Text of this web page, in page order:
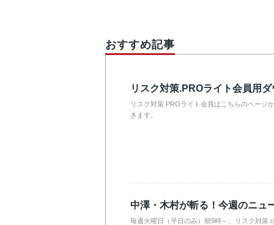
おすすめ記事
リスク対策.PROライト会員用
リスク対策.PROライト会員はこちらのページ
きます。
中澤・木村が斬る！今週のニュ
毎週火曜日（平日のみ）朝9時～、リスク対